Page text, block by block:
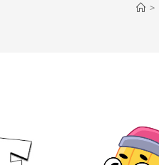
>